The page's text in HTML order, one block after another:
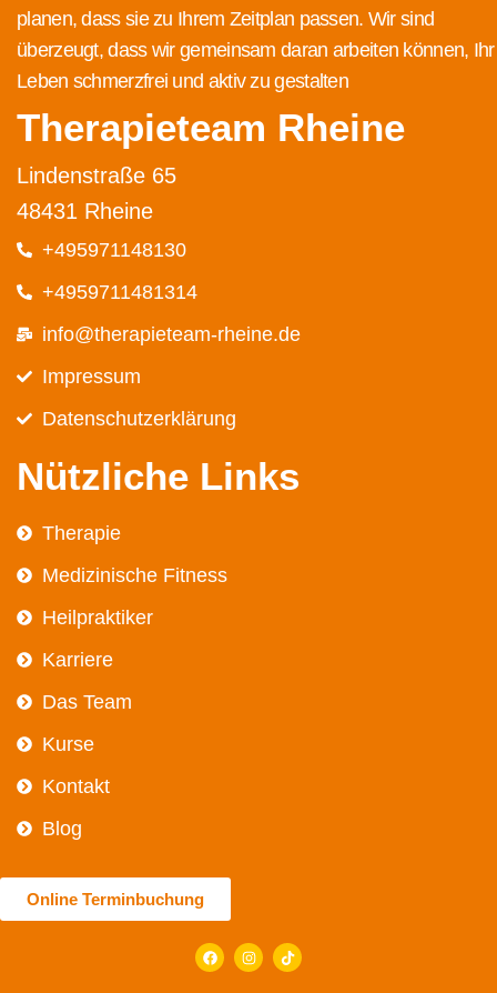
planen, dass sie zu Ihrem Zeitplan passen. Wir sind
überzeugt, dass wir gemeinsam daran arbeiten können, Ihr
Leben schmerzfrei und aktiv zu gestalten
Therapieteam Rheine
Lindenstraße 65
48431 Rheine
+495971148130
+4959711481314
info@therapieteam-rheine.de
Impressum
Datenschutz­erklärung
Nützliche Links
Therapie
Medizinische Fitness
Heilpraktiker
Karriere
Das Team
Kurse
Kontakt
Blog
Online Terminbuchung